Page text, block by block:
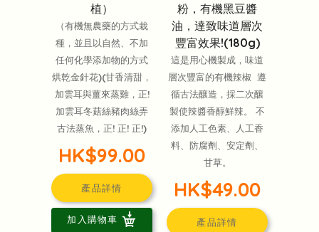
植）
（有機無農藥的方式栽
種，並且以自然、不加
任何化學添加物的方式
烘乾金針花)(甘香清甜，
加雲耳與薑來蒸雞，正!
加雲耳冬菇絲豬肉絲弄
古法蒸魚，正! 正! 正!)
HK$99.00
產品詳情
加入購物車
粉，有機黑豆醬
油，達致味道層次
豐富效果!(180g)
這是用心機製成，味道
層次豐富的有機辣椒 遵
循古法釀造，採二次釀
製使辣醬香醇鮮辣。 不
添加人工色素、人工香
料、防腐劑、安定劑、
甘草。
HK$49.00
產品詳情